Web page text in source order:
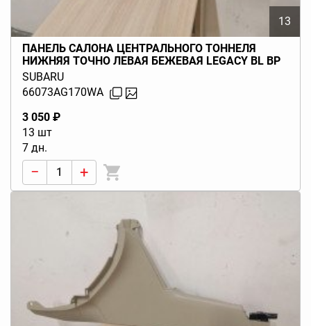
13
ПАНЕЛЬ САЛОНА ЦЕНТРАЛЬНОГО ТОННЕЛЯ
НИЖНЯЯ ТОЧНО ЛЕВАЯ БЕЖЕВАЯ LEGACY BL BP
(B13) 2006-2009
SUBARU
66073AG170WA
3 050 ₽
13 шт
7 дн.
− +